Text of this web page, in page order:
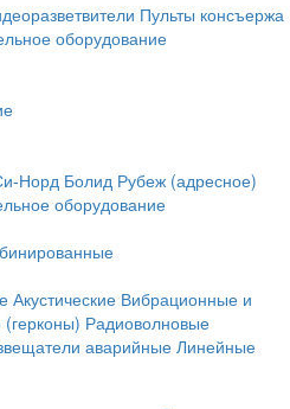
Пульты консъержа
оборудование
Норд Болид Рубеж (адресное)
оборудование
Акустические Вибрационные и
(герконы) Радиоволновые
аварийные Линейные